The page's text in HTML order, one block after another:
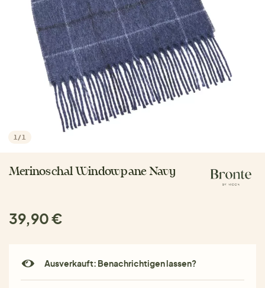
1 / 1
Merinoschal Windowpane Navy
39,90 €
Ausverkauft: Benachrichtigen lassen?